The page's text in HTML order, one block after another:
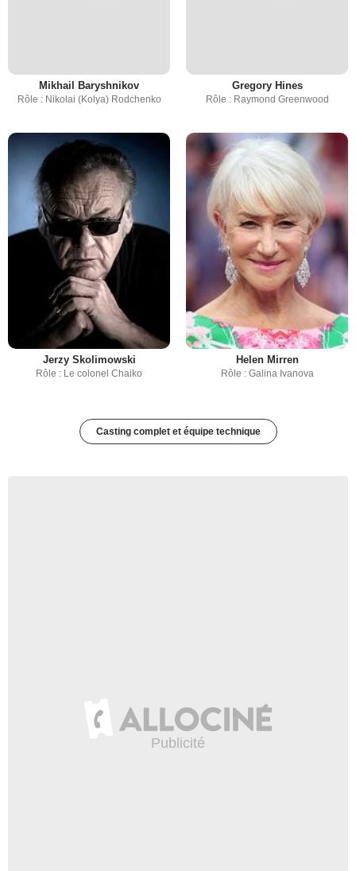
Mikhail Baryshnikov
Rôle : Nikolai (Kolya) Rodchenko
Gregory Hines
Rôle : Raymond Greenwood
Jerzy Skolimowski
Rôle : Le colonel Chaiko
Helen Mirren
Rôle : Galina Ivanova
Casting complet et équipe technique